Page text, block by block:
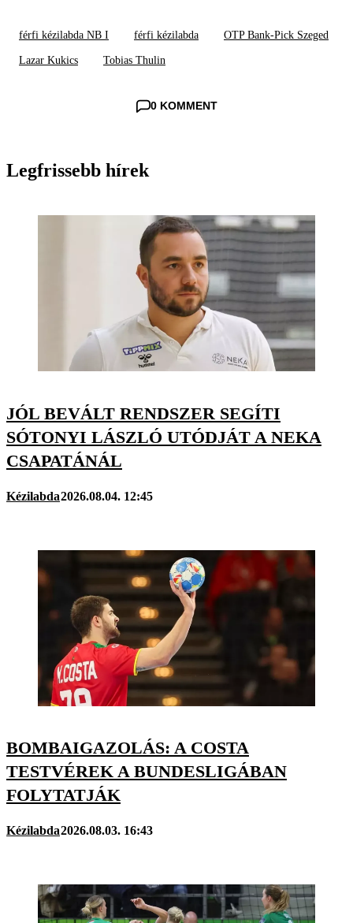
férfi kézilabda NB I férfi kézilabda OTP Bank-Pick Szeged
Lazar Kukics Tobias Thulin
0 KOMMENT
Legfrissebb hírek
JÓL BEVÁLT RENDSZER SEGÍTI
SÓTONYI LÁSZLÓ UTÓDJÁT A NEKA
CSAPATÁNÁL
Kézilabda2026.08.04. 12:45
BOMBAIGAZOLÁS: A COSTA
TESTVÉREK A BUNDESLIGÁBAN
FOLYTATJÁK
Kézilabda2026.08.03. 16:43